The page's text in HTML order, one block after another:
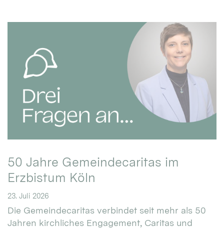
50 Jahre Gemeindecaritas im
Erzbistum Köln
23. Juli 2026
Die Gemeindecaritas verbindet seit mehr als 50
Jahren kirchliches Engagement, Caritas und